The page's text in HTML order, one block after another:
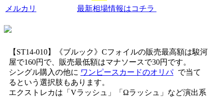
メルカリ
最新相場情報はコチラ
【ST14-010】《ブルック》Cフォイルの販売最高額は駿河
屋で160円で、販売最低額はマナソースで30円です。
シングル購入の他に ワンピースカードのオリパ で当て
るという選択肢もあります。
エクストレカは「Vラッシュ」「Ωラッシュ」など演出系